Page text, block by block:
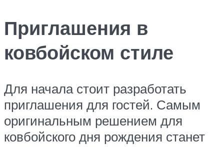
Приглашения в
ковбойском стиле
Для начала стоит разработать
приглашения для гостей. Самым
оригинальным решением для
ковбойского дня рождения станет